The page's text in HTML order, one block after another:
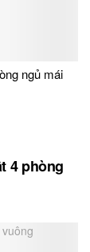
ngủ mái
4 phòng